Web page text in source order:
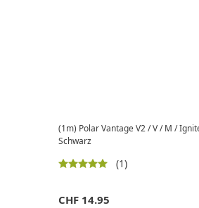
(1m) Polar Vantage V2 / V / M /
Schwarz
(1)
CHF 14.95